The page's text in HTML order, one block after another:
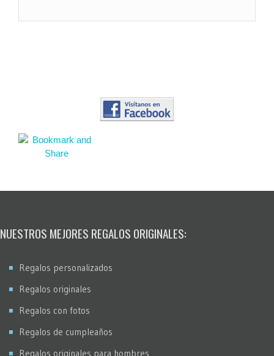
NUESTROS MEJORES REGALOS ORIGINALES:
Regalos personalizados
Regalos originales
Regalos con fotos
Regalos de cumpleaños
Regalos originales para hombres